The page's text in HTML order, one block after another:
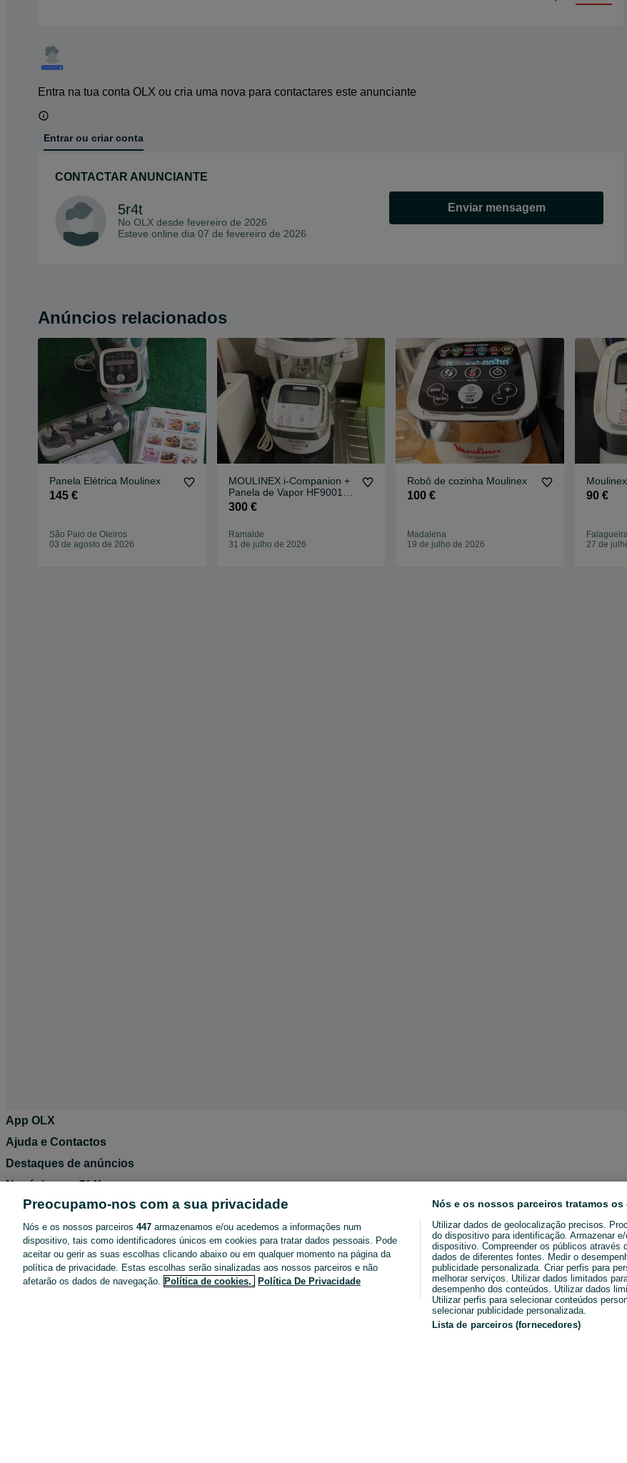
Entra na tua conta OLX ou cria uma nova para contactares este anunciante
Entrar ou criar conta
CONTACTAR ANUNCIANTE
5r4t
No OLX desde fevereiro de 2026
Esteve online dia 07 de fevereiro de 2026
Enviar mensagem
Anúncios relacionados
Panela Elétrica Moulinex
145 €
São Paio de Oleiros
03 de agosto de 2026
MOULINEX i-Companion +
Panela de Vapor HF9001PT
(4.5 L
300 €
Ramalde
31 de julho de 2026
Robô de cozinha Moulinex
100 €
Madalena
19 de julho de 2026
90 €
27 de
App OLX
Ajuda e Contactos
Destaques de anúncios
Negócios no OLX
Blog OLX
Termos de Utilização
Política de Privacidade
Pacotes de anúncios
Preocupamo-nos com a sua privacidade
Nós e os nossos parceiros 447 armazenamos e/ou acedemos a informações num
dispositivo, tais como identificadores únicos em cookies para tratar dados pessoais. Pode
aceitar ou gerir as suas escolhas clicando abaixo ou em qualquer momento na página da
política de privacidade. Estas escolhas serão sinalizadas aos nossos parceiros e não
afetarão os dados de navegação. Política de cookies, Política De Privacidade
Nós e os nossos parceiros tratamos
Utilizar dados de geolocalização precisos.
do dispositivo para identificação. Armazenar
dispositivo. Compreender os públicos através
dados de diferentes fontes. Medir o
publicidade personalizada. Criar perfis para
melhorar serviços. Utilizar dados limitados
desempenho dos conteúdos. Utilizar dados
Utilizar perfis para selecionar conteúdos
selecionar publicidade personalizada.
Lista de parceiros (fornecedores)